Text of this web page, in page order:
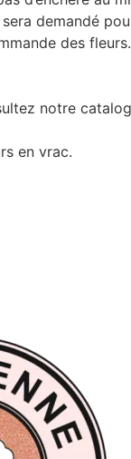
demandé
des
notre
en vrac.